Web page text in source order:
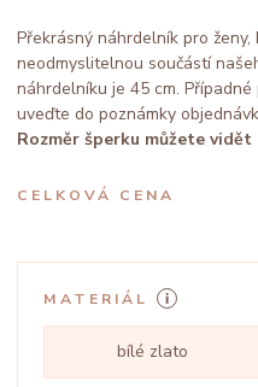
Překrásný náhrdelník pro
neodmyslitelnou součástí
náhrdelníku je 45 cm.
uveďte do poznámky
Rozměr šperku můžete vidět
CELKOVÁ CENA
MATERIÁL
bílé zlato